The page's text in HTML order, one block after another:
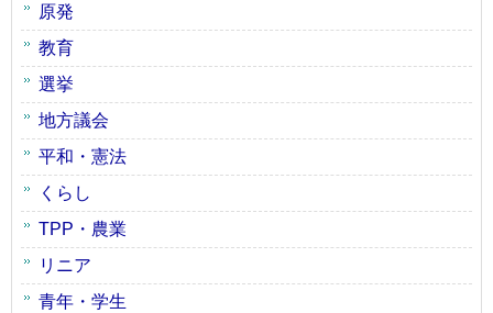
原発
教育
選挙
地方議会
平和・憲法
くらし
TPP・農業
リニア
青年・学生